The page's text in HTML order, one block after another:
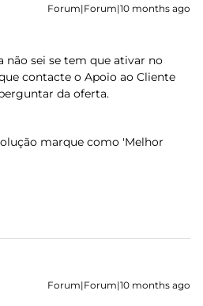
Forum|Forum|10 months ago
sei se tem que ativar no
contacte o Apoio ao Cliente
da oferta.
marque como 'Melhor
Forum|Forum|10 months ago